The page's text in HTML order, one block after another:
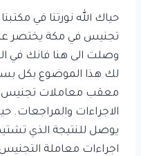
حياك الله نورتنا في
تجنيس في مكة يختصر
وصلت الى هنا فانك في
لك هذا الموضوع بكل
معقب معاملات
الاجراءات والمراجعات.
يوصل للنتيجة الذي
اجراءات معاملة